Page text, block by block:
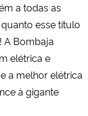
a todas as
esse título
A Bombaja
elétrica e
a melhor elétrica
à gigante